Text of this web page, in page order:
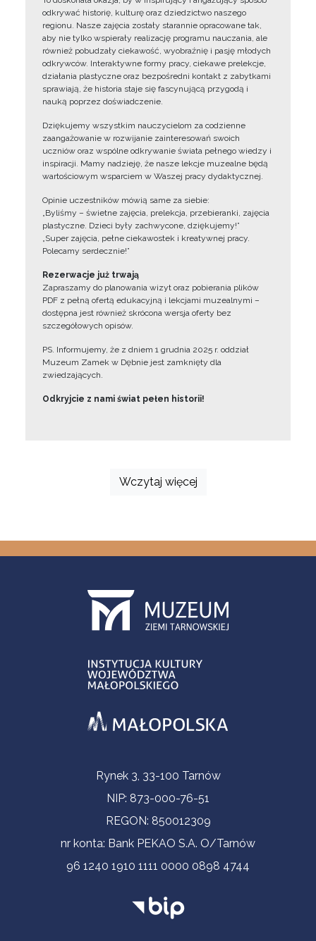
odkrywać historię, kulturę oraz dziedzictwo naszego
regionu. Nasze zajęcia zostały starannie opracowane tak,
aby nie tylko wspierały realizację programu nauczania, ale
również pobudzały ciekawość, wyobraźnię i pasję młodych
odkrywców. Interaktywne formy pracy, ciekawe prelekcje,
działania plastyczne oraz bezpośredni kontakt z zabytkami
sprawiają, że historia staje się fascynującą przygodą i
nauką poprzez doświadczenie.
Dziękujemy wszystkim nauczycielom za codzienne
zaangażowanie w rozwijanie zainteresowań swoich
uczniów oraz wspólne odkrywanie świata pełnego wiedzy i
inspiracji. Mamy nadzieję, że nasze lekcje muzealne będą
wartościowym wsparciem w Waszej pracy dydaktycznej.
Opinie uczestników mówią same za siebie:
„Byliśmy – świetne zajęcia, prelekcja, przebieranki, zajęcia
plastyczne. Dzieci były zachwycone, dziękujemy!”
„Super zajęcia, pełne ciekawostek i kreatywnej pracy.
Polecamy serdecznie!”
Rezerwacje już trwają
Zapraszamy do planowania wizyt oraz pobierania plików
PDF z pełną ofertą edukacyjną i lekcjami muzealnymi –
dostępna jest również skrócona wersja oferty bez
szczegółowych opisów.
PS. Informujemy, że z dniem 1 grudnia 2025 r. oddział
Muzeum Zamek w Dębnie jest zamknięty dla
zwiedzających.
Odkryjcie z nami świat pełen historii!
Wczytaj więcej
Informacje kontaktoweRynek 3, 33-100 Tarnów
NIP: 873-000-76-51
REGON: 850012309
nr konta: Bank PEKAO S.A. O/Tarnów
96 1240 1910 1111 0000 0898 4744